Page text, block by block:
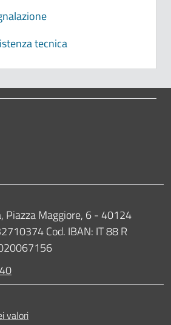
tecnica
Piazza Maggiore, 6 - 40124
Cod. IBAN: IT 88 R
valori